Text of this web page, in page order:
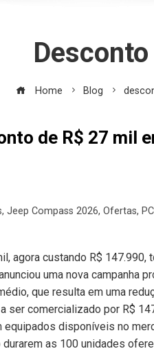
Desconto
Home Blog
de R$ 27 mil
, Jeep Compass 2026, Ofertas,
agora custando R$ 147.990,
uma nova campanha
que resulta em uma
ser comercializado por R$
disponíveis no
as 100 unidades